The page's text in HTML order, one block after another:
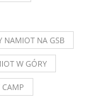
NAMIOT NA GSB
W GÓRY